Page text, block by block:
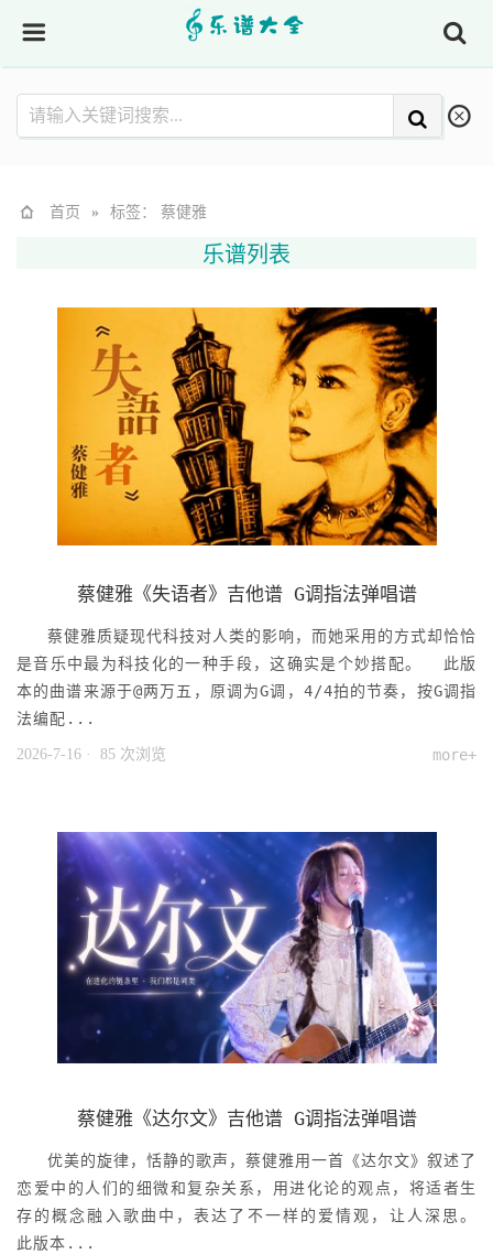
首页 » 标签： 蔡健雅
乐谱列表
蔡健雅《失语者》吉他谱 G调指法弹唱谱
蔡健雅质疑现代科技对人类的影响，而她采用的方式却恰恰
是音乐中最为科技化的一种手段，这确实是个妙搭配。 此版
本的曲谱来源于@两万五，原调为G调，4/4拍的节奏，按G调指
法编配...
2026-7-16 · 85 次浏览 more+
蔡健雅《达尔文》吉他谱 G调指法弹唱谱
优美的旋律，恬静的歌声，蔡健雅用一首《达尔文》叙述了
恋爱中的人们的细微和复杂关系，用进化论的观点，将适者生
存的概念融入歌曲中，表达了不一样的爱情观，让人深思。
此版本...